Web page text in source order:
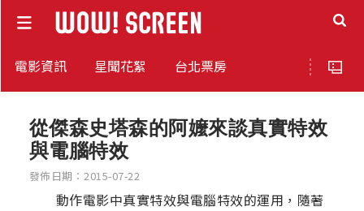
電影資訊 星聞花絮 台北票房
從傑森史塔森的阿嬤來談真實特效
與電腦特效
發佈日期：2015-07-22
動作電影中真實特效與電腦特效的運用，隨著